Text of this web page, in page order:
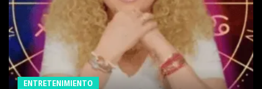
ENTRETENIMIENTO